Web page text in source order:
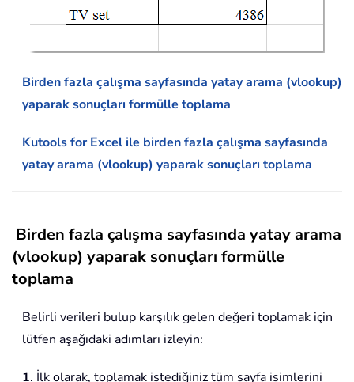
Birden fazla çalışma sayfasında yatay arama (vlookup)
yaparak sonuçları formülle toplama
Kutools for Excel ile birden fazla çalışma sayfasında
yatay arama (vlookup) yaparak sonuçları toplama
Birden fazla çalışma sayfasında yatay arama
(vlookup) yaparak sonuçları formülle
toplama
Belirli verileri bulup karşılık gelen değeri toplamak için
lütfen aşağıdaki adımları izleyin:
1. İlk olarak, toplamak istediğiniz tüm sayfa isimlerini